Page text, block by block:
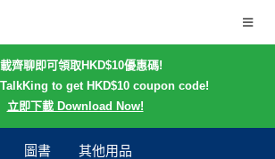
齊聊即可領取HKD$10優惠碼!
to get HKD$10 coupon code!
立即下載 Download Now!
圖書 其他用品